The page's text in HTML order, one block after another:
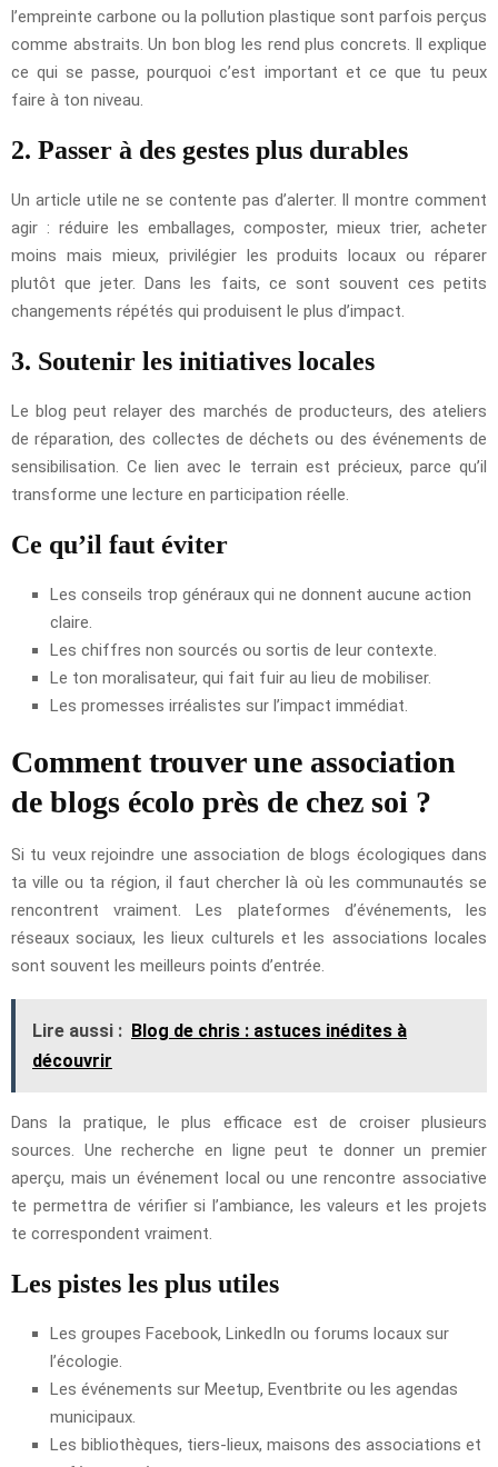
l’empreinte carbone ou la pollution plastique sont parfois perçus
comme abstraits. Un bon blog les rend plus concrets. Il explique
ce qui se passe, pourquoi c’est important et ce que tu peux
faire à ton niveau.
2. Passer à des gestes plus durables
Un article utile ne se contente pas d’alerter. Il montre comment
agir : réduire les emballages, composter, mieux trier, acheter
moins mais mieux, privilégier les produits locaux ou réparer
plutôt que jeter. Dans les faits, ce sont souvent ces petits
changements répétés qui produisent le plus d’impact.
3. Soutenir les initiatives locales
Le blog peut relayer des marchés de producteurs, des ateliers
de réparation, des collectes de déchets ou des événements de
sensibilisation. Ce lien avec le terrain est précieux, parce qu’il
transforme une lecture en participation réelle.
Ce qu’il faut éviter
Les conseils trop généraux qui ne donnent aucune action
claire.
Les chiffres non sourcés ou sortis de leur contexte.
Le ton moralisateur, qui fait fuir au lieu de mobiliser.
Les promesses irréalistes sur l’impact immédiat.
Comment trouver une association
de blogs écolo près de chez soi ?
Si tu veux rejoindre une association de blogs écologiques dans
ta ville ou ta région, il faut chercher là où les communautés se
rencontrent vraiment. Les plateformes d’événements, les
réseaux sociaux, les lieux culturels et les associations locales
sont souvent les meilleurs points d’entrée.
Lire aussi : Blog de chris : astuces inédites à
découvrir
Dans la pratique, le plus efficace est de croiser plusieurs
sources. Une recherche en ligne peut te donner un premier
aperçu, mais un événement local ou une rencontre associative
te permettra de vérifier si l’ambiance, les valeurs et les projets
te correspondent vraiment.
Les pistes les plus utiles
Les groupes Facebook, LinkedIn ou forums locaux sur
l’écologie.
Les événements sur Meetup, Eventbrite ou les agendas
municipaux.
Les bibliothèques, tiers-lieux, maisons des associations et